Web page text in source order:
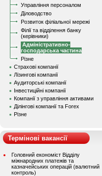
Управління персоналом
Діловодство
Розвиток філіальної мережі
Філії та відділення банку
(керівники)
Адміністративно-
господарська частина
Різне
Страхові компанії
Лізингові компанії
Аудиторські компанії
Інвестиційні компанії
Компанії з управління активами
Ділінгові компанії та Forex
Різне
Термінові вакансії
Головний економіст Відділу
міжнародних платежів та
казначейських операцій (валютний
контроль)